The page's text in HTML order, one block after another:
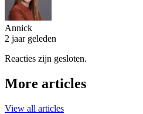
Annick
2 jaar geleden
Reacties zijn gesloten.
More articles
View all articles